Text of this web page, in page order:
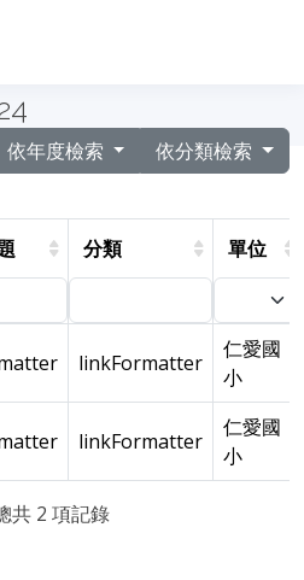
依年度檢索 依分類檢索
分類 單位
linkFormatter
仁愛國
小
linkFormatter
仁愛國
小
共 2 項記錄